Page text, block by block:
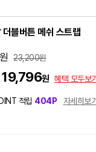
블버튼 메쉬 스트랩
원 23,200원
19,796원 혜택 모두보기
적립 404P
자세히보기